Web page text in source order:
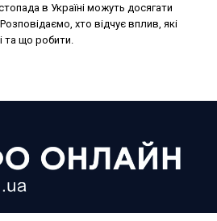
в Україні можуть досягати
хто відчує вплив, які
що робити.